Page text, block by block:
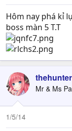
t
e
r
Hôm nay phá kỉ
boss màn 5 T.T
Mr & Ms
1/5/14